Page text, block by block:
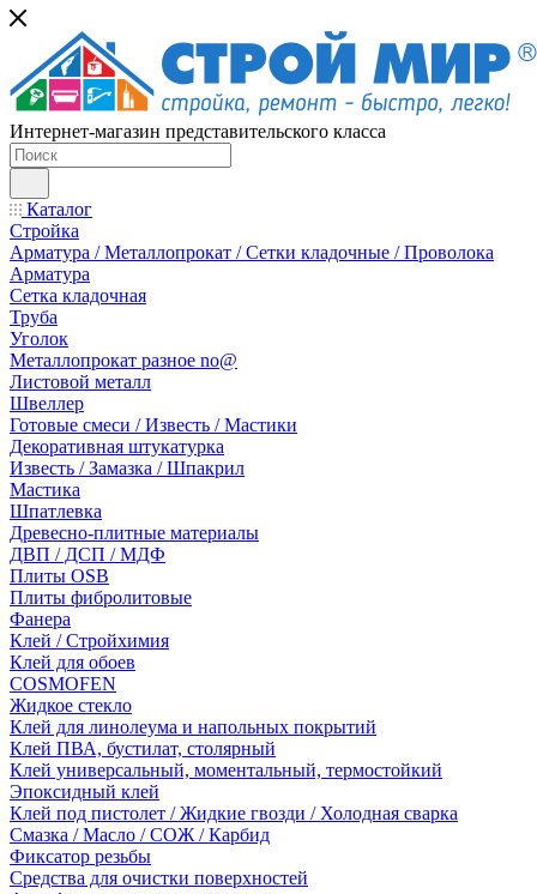
Интернет-магазин представительского класса
Каталог
Стройка
Арматура / Металлопрокат / Сетки кладочные / Проволока
Арматура
Сетка кладочная
Труба
Уголок
Металлопрокат разное no@
Листовой металл
Швеллер
Готовые смеси / Известь / Мастики
Декоративная штукатурка
Известь / Замазка / Шпакрил
Мастика
Шпатлевка
Древесно-плитные материалы
ДВП / ДСП / МДФ
Плиты OSB
Плиты фибролитовые
Фанера
Клей / Стройхимия
Клей для обоев
COSMOFEN
Жидкое стекло
Клей для линолеума и напольных покрытий
Клей ПВА, бустилат, столярный
Клей универсальный, моментальный, термостойкий
Эпоксидный клей
Клей под пистолет / Жидкие гвозди / Холодная сварка
Смазка / Масло / СОЖ / Карбид
Фиксатор резьбы
Средства для очистки поверхностей